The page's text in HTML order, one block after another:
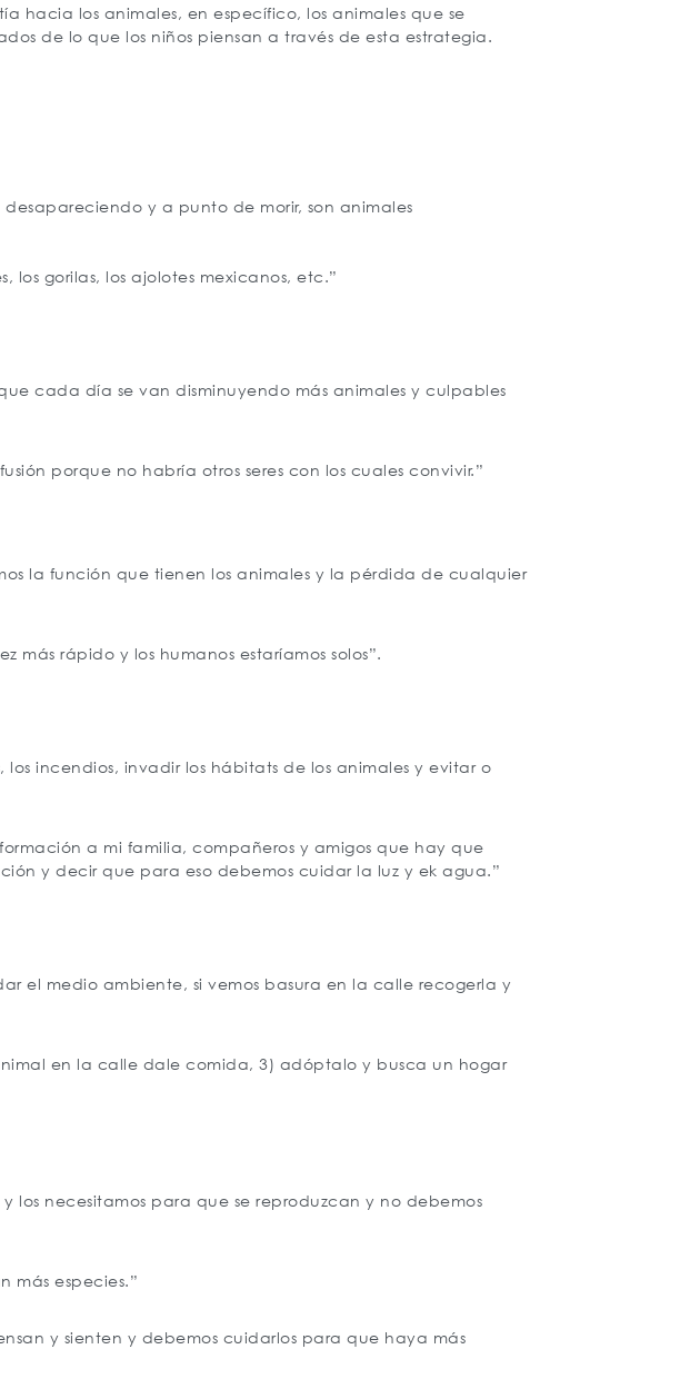
hacia los animales, en específico, los animales que se
de lo que los niños piensan a través de esta estrategia.
y a punto de morir, son animales
los gorilas, los ajolotes mexicanos, etc.”
cada día se van disminuyendo más animales y culpables
porque no habría otros seres con los cuales convivir.”
la función que tienen los animales y la pérdida de cualquier
rápido y los humanos estaríamos solos”.
incendios, invadir los hábitats de los animales y evitar o
a mi familia, compañeros y amigos que hay que
y decir que para eso debemos cuidar la luz y ek agua.”
el medio ambiente, si vemos basura en la calle recogerla y
en la calle dale comida, 3) adóptalo y busca un hogar
los necesitamos para que se reproduzcan y no debemos
más especies.”
y sienten y debemos cuidarlos para que haya más